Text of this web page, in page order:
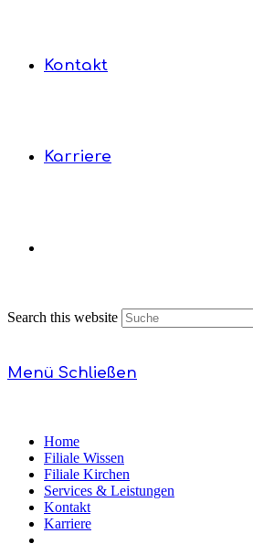
Kontakt
Karriere
Search this website
Menü Schließen
Home
Filiale Wissen
Filiale Kirchen
Services & Leistungen
Kontakt
Karriere